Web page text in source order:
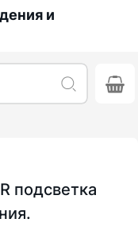
и
подсветка